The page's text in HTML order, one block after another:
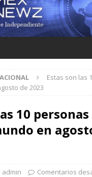
Estas son las
de 2023
10
en
admin Comentarios